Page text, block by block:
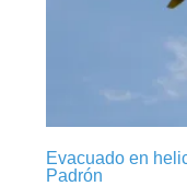
Evacuado en
Padrón